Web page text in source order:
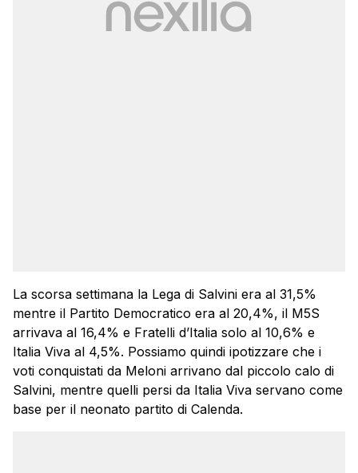
La scorsa settimana la Lega di Salvini era al 31,5%
mentre il Partito Democratico era al 20,4%, il M5S
arrivava al 16,4% e Fratelli d’Italia solo al 10,6% e
Italia Viva al 4,5%. Possiamo quindi ipotizzare che i
voti conquistati da Meloni arrivano dal piccolo calo di
Salvini, mentre quelli persi da Italia Viva servano come
base per il neonato partito di Calenda.